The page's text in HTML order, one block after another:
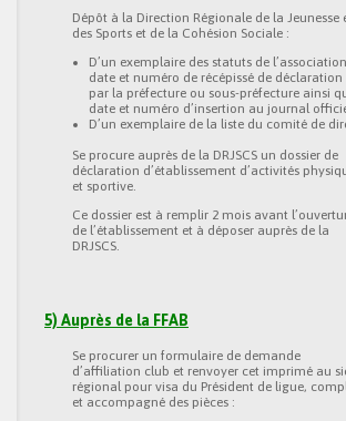
Dépôt à la Direction Régionale de la Jeunesse
des Sports et de la Cohésion Sociale :
D’un exemplaire des statuts de
date et numéro de récépissé de déclaration
par la préfecture ou sous-préfecture ainsi
date et numéro d’insertion au journal
D’un exemplaire de la liste du comité de
Se procure auprès de la DRJSCS un dossier de
déclaration d’établissement d’activités
et sportive.
Ce dossier est à remplir 2 mois avant
de l’établissement et à déposer auprès de la
DRJSCS.
5) Auprès de la FFAB
Se procurer un formulaire de demande
d’affiliation club et renvoyer cet imprimé au
régional pour visa du Président de ligue,
et accompagné des pièces :